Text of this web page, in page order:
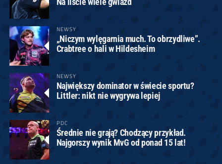
NEWSY
„Niczym wylęgarnia much. To obrzydliwe”.
Crabtree o hali w Hildesheim
NEWSY
Największy dominator w świecie sportu?
Littler: nikt nie wygrywa lepiej
PDC
Średnie nie grają? Chodzący przykład.
Najgorszy wynik MvG od ponad 15 lat!